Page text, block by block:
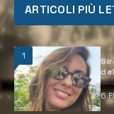
ARTICOLI PIÙ
1
6